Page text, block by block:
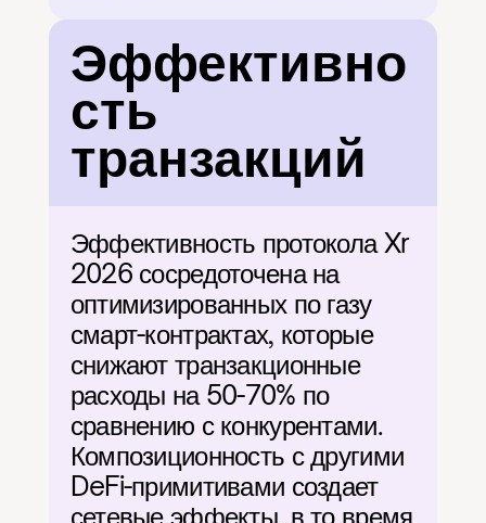
Эффективно
сть
транзакций
Эффективность протокола Xr
2026 сосредоточена на
оптимизированных по газу
смарт-контрактах, которые
снижают транзакционные
расходы на 50-70% по
сравнению с конкурентами.
Композиционность с другими
DeFi-примитивами создает
сетевые эффекты, в то время